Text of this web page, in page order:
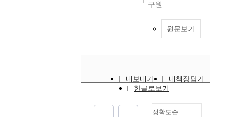
구원
원문보기
내보내기
내책장담기
한글로보기
정확도순